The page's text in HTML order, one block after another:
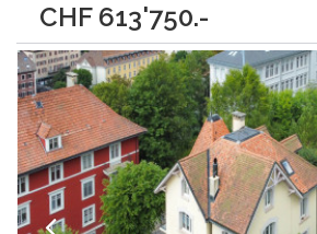
CHF 613'750.-
mitoyenne d’un côté comprenant : Rez-
meublée ouverte sur...